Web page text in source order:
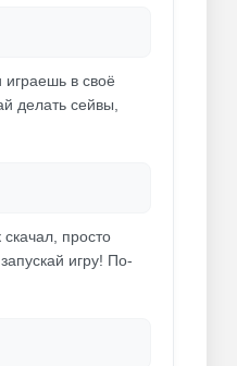
играешь в своё
делать сейвы,
просто
игру! По-